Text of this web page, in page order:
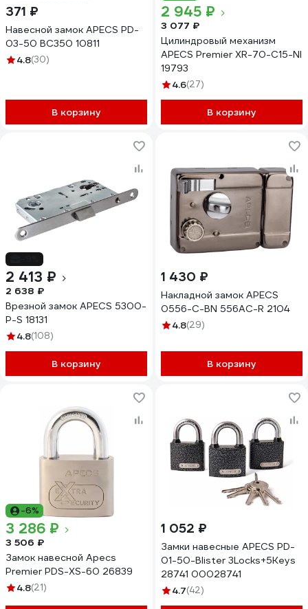
371 ₽
Навесной замок APECS PD-
03-50 ВС350 10811
4.8(30)
В корзину
2 945 ₽
3 077 ₽
Цилиндровый механизм
APECS Premier XR-70-C15-NI
19793
4.6(27)
В корзину
2 413 ₽
2 638 ₽
Врезной замок APECS 5300-
P-S 18131
4.8(108)
В корзину
1 430 ₽
Накладной замок APECS
0556-C-BN 556AC-R 2104
4.8(29)
В корзину
-6%
3 286 ₽
3 506 ₽
Замок навесной Apecs
Premier PDS-XS-60 26839
4.8(21)
1 052 ₽
Замки навесные APECS PD-
01-50-Blister 3Locks+5Keys
28741 00028741
4.7(42)